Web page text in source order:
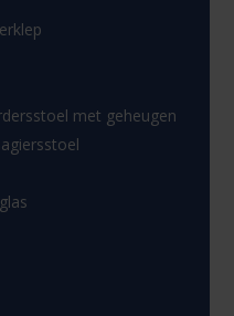
met geheugen